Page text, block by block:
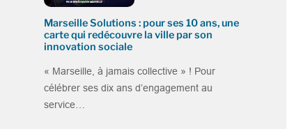
Marseille Solutions : pour ses 10 ans, une
carte qui redécouvre la ville par son
innovation sociale
« Marseille, à jamais collective » ! Pour
célébrer ses dix ans d’engagement au
service…